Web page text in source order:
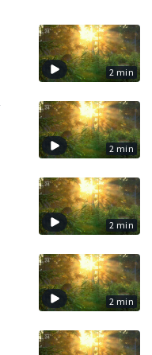
2 min
2 min
2 min
2 min